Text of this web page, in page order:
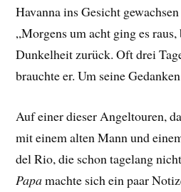
Havanna ins Gesicht
„Morgens um acht ging es
Dunkelheit zurück. Oft drei
brauchte er. Um seine
Auf einer dieser Angeltouren,
mit einem alten Mann und
del Rio, die schon tagelang
Papamachte sich ein paar